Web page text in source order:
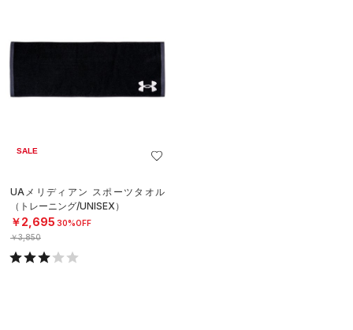
SALE
UAメリディアン スポーツタオル
（トレーニング/UNISEX）
￥2,695 30%OFF
￥3,850